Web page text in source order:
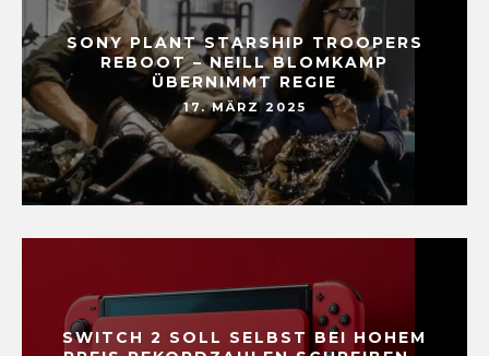
SONY PLANT STARSHIP TROOPERS
REBOOT – NEILL BLOMKAMP
ÜBERNIMMT REGIE
17. MÄRZ 2025
SWITCH 2 SOLL SELBST BEI HOHEM